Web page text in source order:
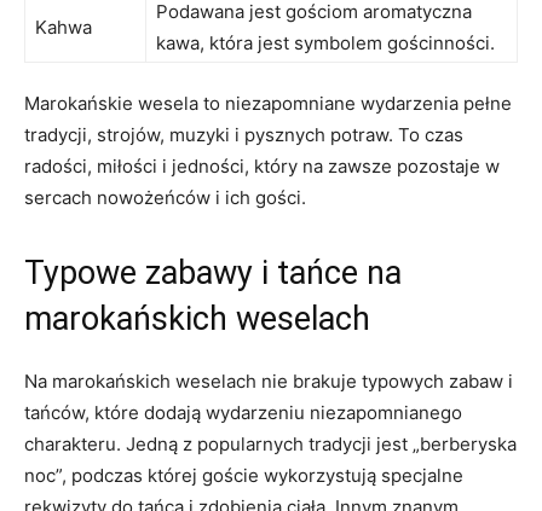
Kahwa
Podawana⁤ jest gościom aromatyczna
kawa, która jest⁢ symbolem gościnności.
Marokańskie wesela ​to niezapomniane wydarzenia pełne
tradycji, strojów, muzyki i ⁢pysznych potraw. ‌To czas
⁤radości, miłości i jedności, ⁢który na zawsze pozostaje w
sercach nowożeńców i ich gości.
Typowe zabawy i tańce​ na
marokańskich weselach
Na marokańskich weselach nie ‍brakuje typowych zabaw ​i
tańców, które dodają wydarzeniu niezapomnianego
charakteru.‍ Jedną z popularnych tradycji jest „berberyska
noc”, podczas której goście wykorzystują specjalne